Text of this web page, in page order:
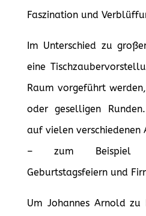
Faszination und
Im Unterschied zu
eine
Raum vorgeführt
oder geselligen
auf vielen verschiedenen
– zum Beispiel
Geburtstagsfeiern und
Um Johannes Arnold zu